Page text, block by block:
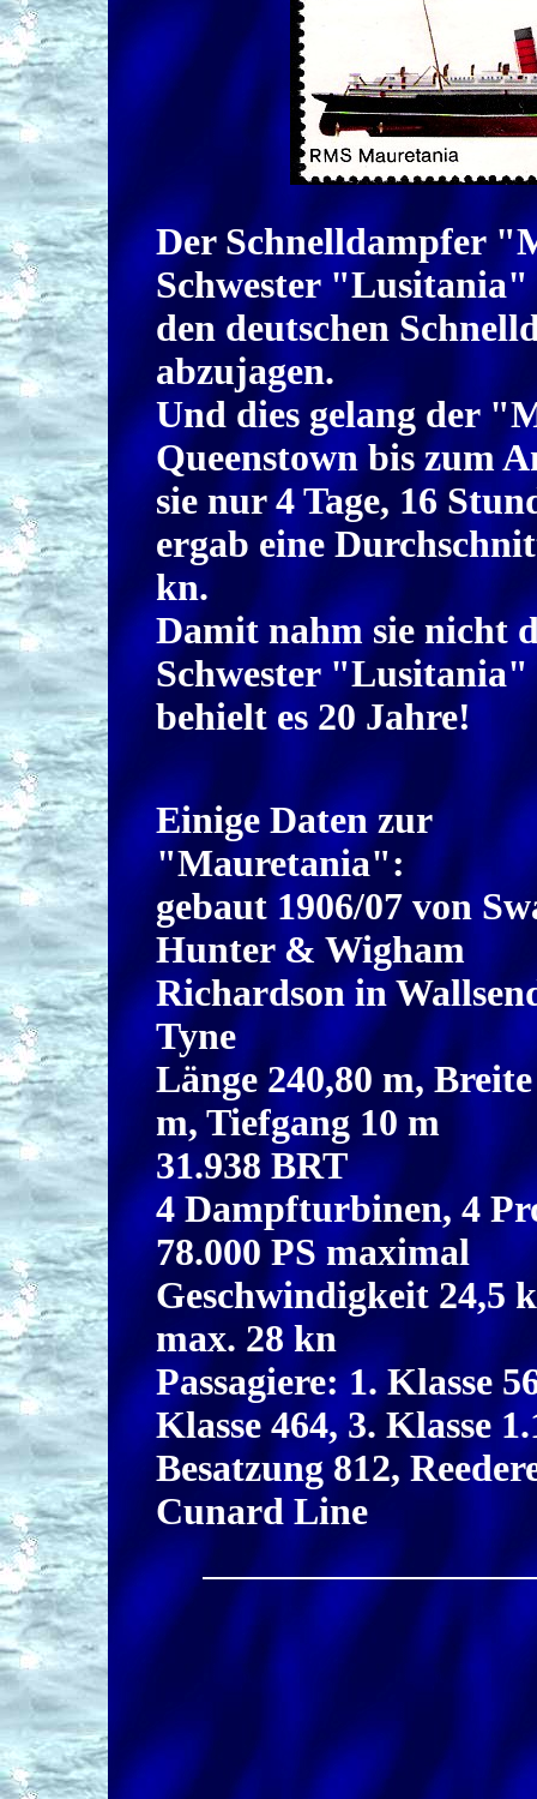
Der Schnelldampfer
Schwester
den deutschen
abzujagen.
Und dies gelang der
Queenstown bis zum
sie nur 4 Tage, 16
ergab eine
kn.
Damit nahm sie nicht
Schwester "Lusitania"
behielt es 20 Jahre!
Einige Daten zur
"Mauretania":
gebaut 1906/07 von
Hunter & Wigham
Richardson in
Tyne
Länge 240,80 m,
m, Tiefgang 10 m
31.938 BRT
4 Dampfturbinen, 4
78.000 PS maximal
Geschwindigkeit 24,5
max. 28 kn
Passagiere: 1. Klasse
Klasse 464, 3. Klasse
Besatzung 812,
Cunard Line